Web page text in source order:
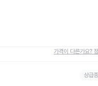
가격이 다른가요?
상급